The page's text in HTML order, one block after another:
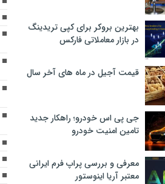
بهترین بروکر برای کپی‌ تریدینگ
در بازار معاملاتی فارکس
قیمت آجیل در ماه های آخر سال
جی پی اس خودرو؛ راهکار جدید
تامین امنیت خودرو
معرفی و بررسی پراپ فرم ایرانی
معتبر آریا اینوستور